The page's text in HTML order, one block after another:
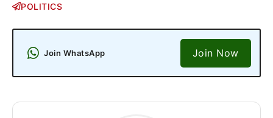
POLITICS
Join WhatsApp Join Now